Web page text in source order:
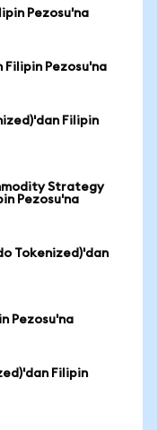
Pezosu'na
Filipin Pezosu'na
Filipin
Strategy
Pezosu'na
Tokenized)'dan
Pezosu'na
Filipin